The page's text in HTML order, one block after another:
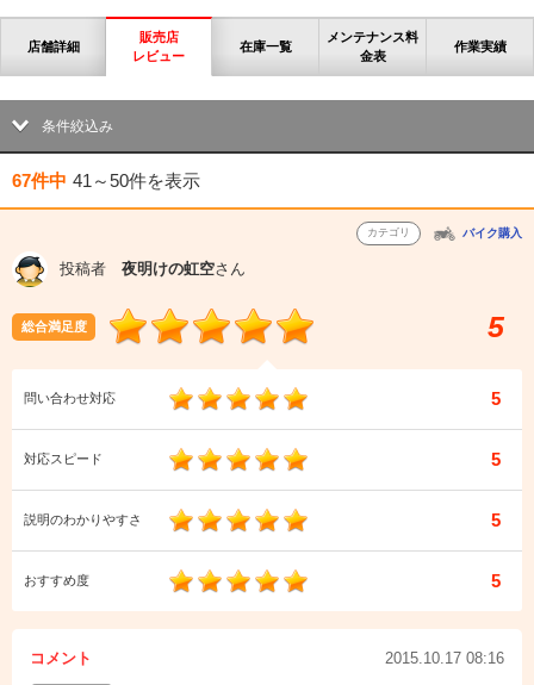
店舗詳細
販売店
レビュー
在庫一覧
メンテナンス料
金表
作業実績
条件絞込み
67件中 41～50件を表示
カテゴリ バイク購入
投稿者 夜明けの虹空さん
総合満足度 5
問い合わせ対応 5
対応スピード 5
説明のわかりやすさ 5
おすすめ度 5
コメント 2015.10.17 08:16